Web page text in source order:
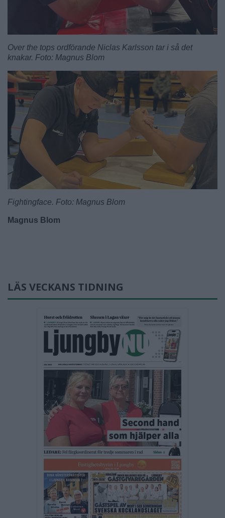
Over the tops ordförande Niclas Karlsson tar i så det
knakar. Foto: Magnus Blom
Fightingface. Foto: Magnus Blom
Magnus Blom
LÄS VECKANS TIDNING